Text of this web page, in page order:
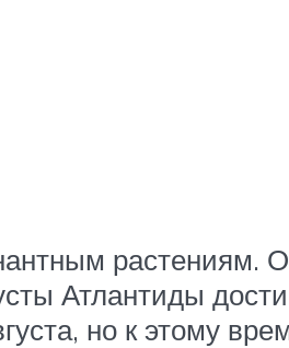
растениям.
Атлантиды
но к этому